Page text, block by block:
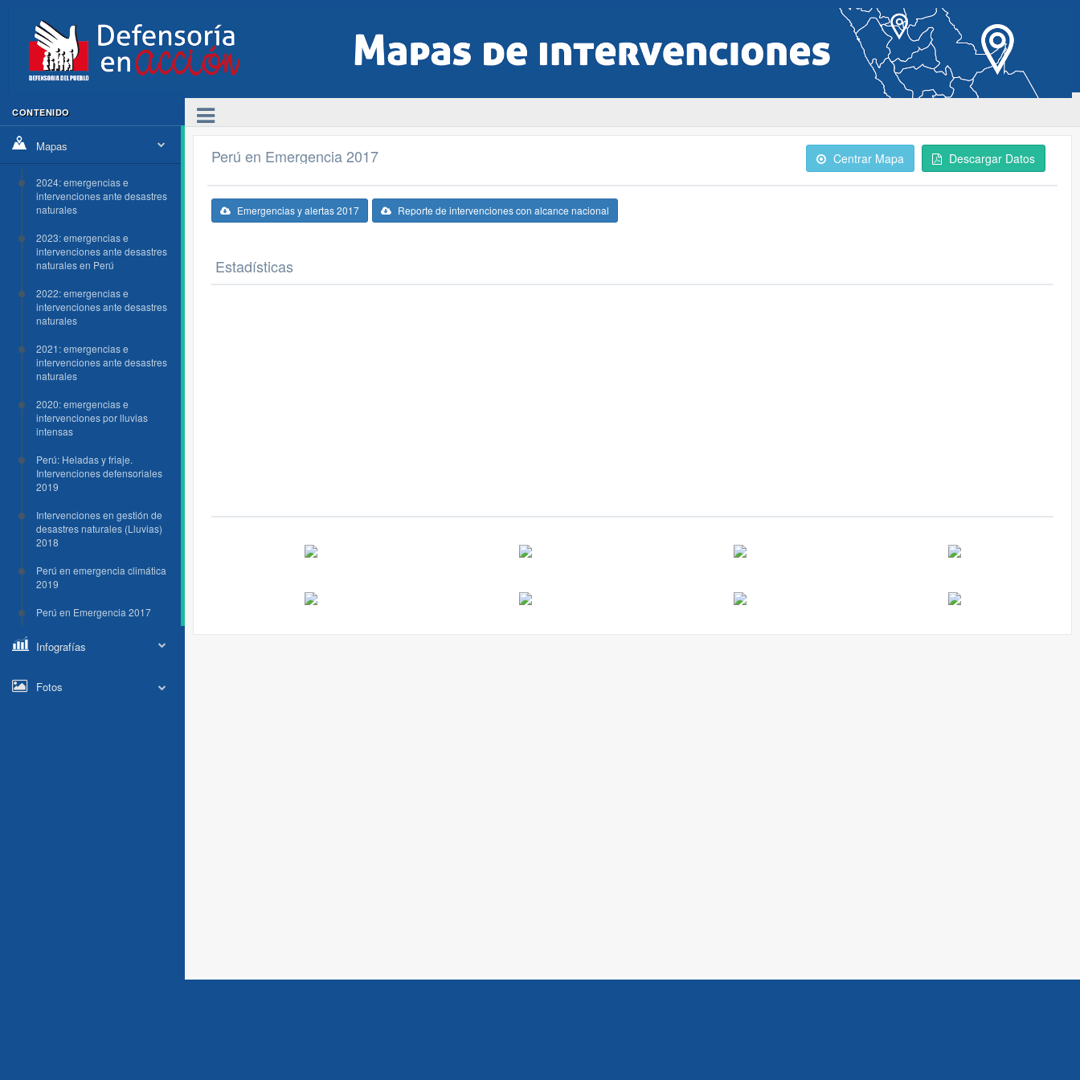
CONTENIDO
Mapas
2024: emergencias e
intervenciones ante desastres
naturales
2023: emergencias e
intervenciones ante desastres
naturales en Perú
2022: emergencias e
intervenciones ante desastres
naturales
2021: emergencias e
intervenciones ante desastres
naturales
2020: emergencias e
intervenciones por lluvias
intensas
Perú: Heladas y friaje.
Intervenciones defensoriales
2019
Intervenciones en gestión de
desastres naturales (Lluvias)
2018
Perú en emergencia climática
2019
Perú en Emergencia 2017
Infografías
Fotos
Perú en Emergencia 2017 Centrar Mapa Descargar Datos
Emergencias y alertas 2017 Reporte de intervenciones con alcance nacional
Estadísticas